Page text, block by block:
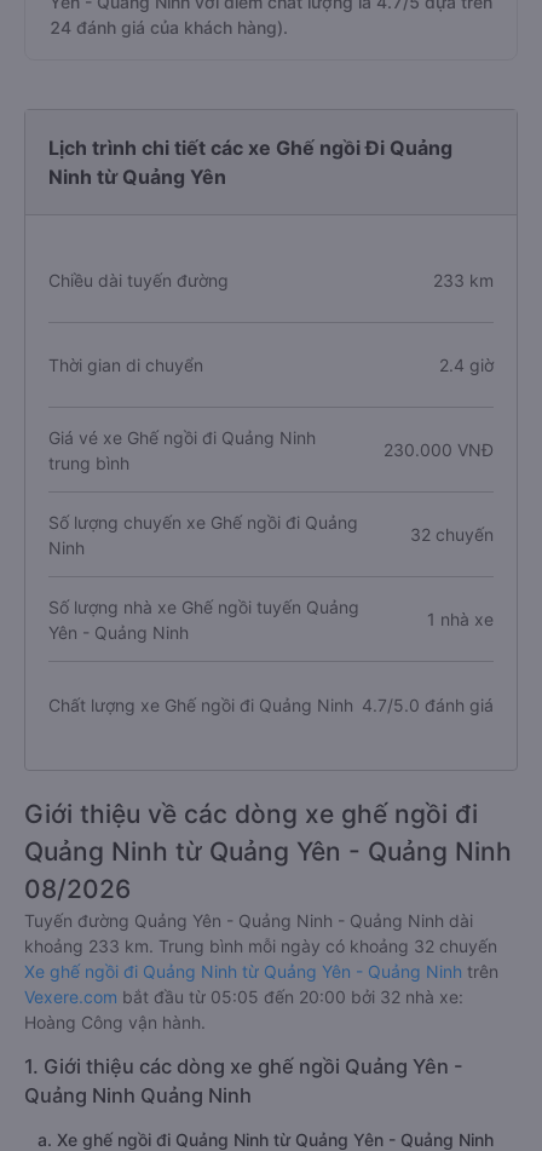
24 đánh giá của khách hàng).
Lịch trình chi tiết các xe Ghế ngồi Đi Quảng
Ninh từ Quảng Yên
Chiều dài tuyến đường 233 km
Thời gian di chuyển 2.4 giờ
Giá vé xe Ghế ngồi đi Quảng Ninh
trung bình
230.000 VNĐ
Số lượng chuyến xe Ghế ngồi đi Quảng
Ninh
32 chuyến
Số lượng nhà xe Ghế ngồi tuyến Quảng
Yên - Quảng Ninh
1 nhà xe
Chất lượng xe Ghế ngồi đi Quảng Ninh 4.7/5.0 đánh giá
Giới thiệu về các dòng xe ghế ngồi đi
Quảng Ninh từ Quảng Yên - Quảng Ninh
08/2026
Tuyến đường Quảng Yên - Quảng Ninh - Quảng Ninh dài
khoảng 233 km. Trung bình mỗi ngày có khoảng 32 chuyến
Xe ghế ngồi đi Quảng Ninh từ Quảng Yên - Quảng Ninh trên
Vexere.com bắt đầu từ 05:05 đến 20:00 bởi 32 nhà xe:
Hoàng Công vận hành.
1. Giới thiệu các dòng xe ghế ngồi Quảng Yên -
Quảng Ninh Quảng Ninh
a. Xe ghế ngồi đi Quảng Ninh từ Quảng Yên - Quảng Ninh